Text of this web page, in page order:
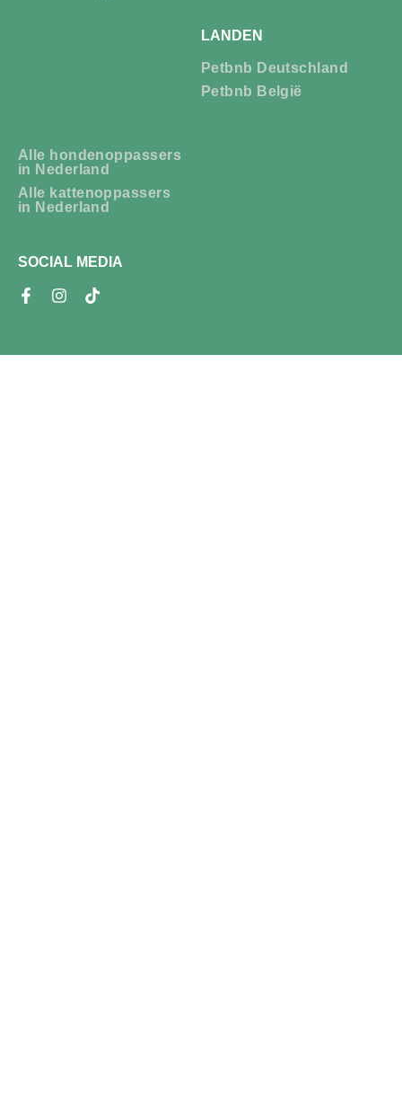
LANDEN
Petbnb Deutschland
Petbnb België
Alle hondenoppassers
in Nederland
Alle kattenoppassers
in Nederland
SOCIAL MEDIA